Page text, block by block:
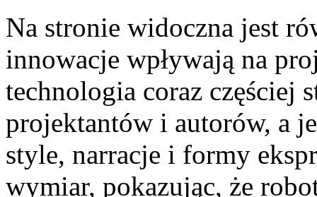
Na stronie widoczna jest
innowacje wpływają na
technologia coraz częściej
projektantów i autorów, a
style, narracje i formy
wymiar, pokazując, że